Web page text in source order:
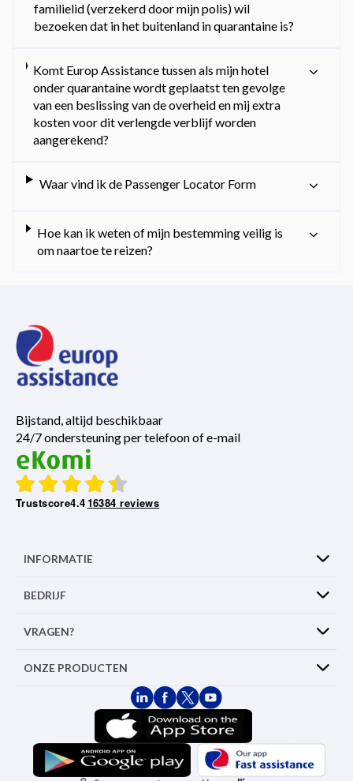
familielid (verzekerd door mijn polis) wil
bezoeken dat in het buitenland in quarantaine is?
Komt Europ Assistance tussen als mijn hotel
onder quarantaine wordt geplaatst ten gevolge
van een beslissing van de overheid en mij extra
kosten voor dit verlengde verblijf worden
aangerekend?
Waar vind ik de Passenger Locator Form
Hoe kan ik weten of mijn bestemming veilig is
om naartoe te reizen?
Bijstand, altijd beschikbaar
24/7 ondersteuning per telefoon of e-mail
Trustscore4.416384 reviews
INFORMATIE
BEDRIJF
VRAGEN?
ONZE PRODUCTEN